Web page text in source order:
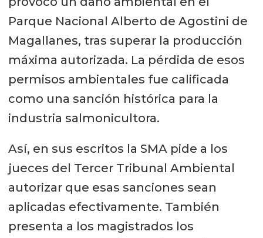
Parque Nacional Alberto de Agostini de
Magallanes, tras superar la producción
máxima autorizada. La pérdida de esos
permisos ambientales fue calificada
como una sanción histórica para la
industria salmonicultora.
Así, en sus escritos la SMA pide a los
jueces del Tercer Tribunal Ambiental
autorizar que esas sanciones sean
aplicadas efectivamente. También
presenta a los magistrados los